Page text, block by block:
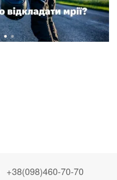
+38(098)460-70-70